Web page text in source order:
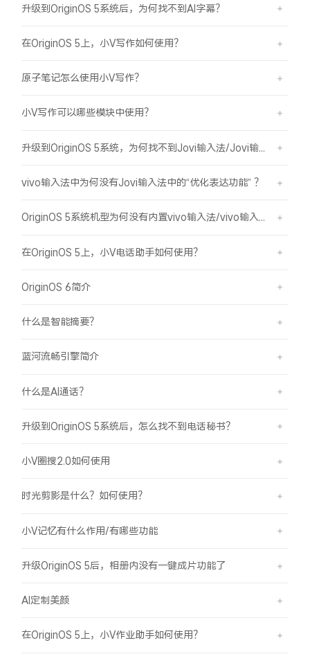
升级到OriginOS 5系统后，为何找不到AI字幕？
在OriginOS 5上，小V写作如何使用？
原子笔记怎么使用小V写作？
小V写作可以哪些模块中使用？
vivo输入法中为何没有Jovi输入法中的“优化表达功能” ？
OriginOS 5系统机型为何没有内置vivo输入法/vivo输入法Pro？
在OriginOS 5上，小V电话助手如何使用？
OriginOS 6简介
什么是智能摘要？
蓝河流畅引擎简介
什么是AI通话？
升级到OriginOS 5系统后，怎么找不到电话秘书？
小V圈搜2.0如何使用
时光剪影是什么？如何使用？
小V记忆有什么作用/有哪些功能
升级OriginOS 5后，相册内没有一键成片功能了
AI定制美颜
在OriginOS 5上，小V作业助手如何使用？